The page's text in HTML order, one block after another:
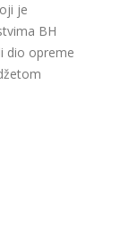
je
BH
dio opreme